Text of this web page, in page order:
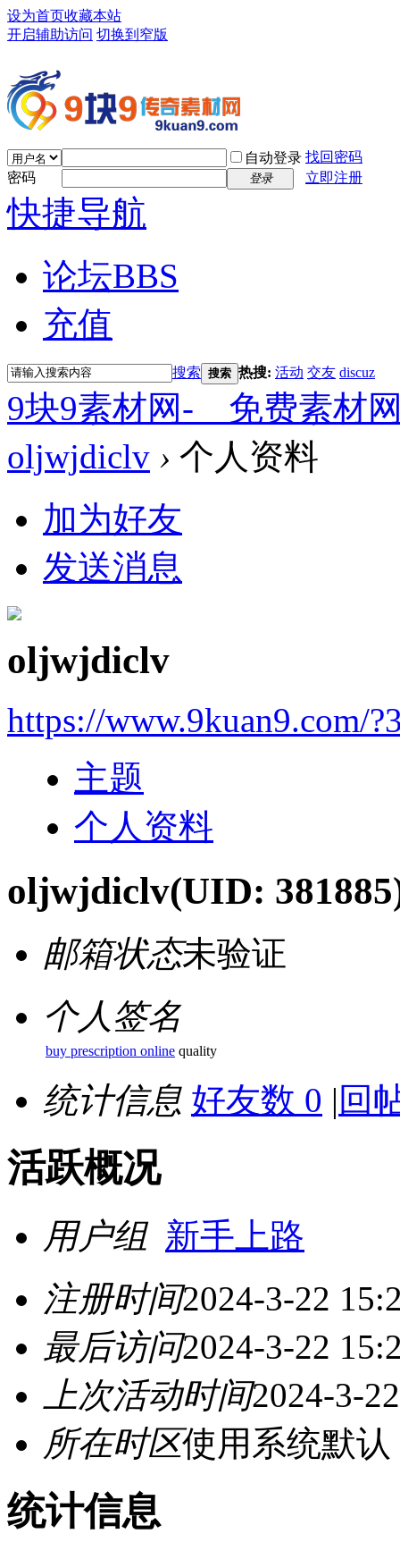
设为首页收藏本站
开启辅助访问 切换到窄版
自动登录 找回密码
密码
登录 立即注册
快捷导航
论坛BBS
充值
搜索 搜索 热搜: 活动 交友 discuz
9块9素材网-＿免费素材
oljwjdiclv › 个人资料
加为好友
发送消息
oljwjdiclv
https://www.9kuan9.com/
主题
个人资料
oljwjdiclv(UID:
邮箱状态未验证
个人签名
buy prescription online quality
统计信息 好友数 0 | 回
活跃概况
用户组 新手上路
注册时间2024-3-22
最后访问2024-3-22
上次活动时间2024-3-
所在时区使用系统默认
统计信息